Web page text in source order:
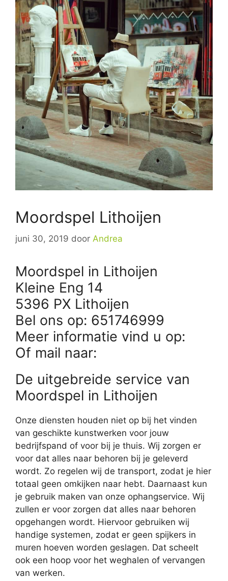
Moordspel Lithoijen
juni 30, 2019 door Andrea
Moordspel in Lithoijen
Kleine Eng 14
5396 PX Lithoijen
Bel ons op: 651746999
Meer informatie vind u op:
Of mail naar:
De uitgebreide service van
Moordspel in Lithoijen
Onze diensten houden niet op bij het vinden
van geschikte kunstwerken voor jouw
bedrijfspand of voor bij je thuis. Wij zorgen er
voor dat alles naar behoren bij je geleverd
wordt. Zo regelen wij de transport, zodat je hier
totaal geen omkijken naar hebt. Daarnaast kun
je gebruik maken van onze ophangservice. Wij
zullen er voor zorgen dat alles naar behoren
opgehangen wordt. Hiervoor gebruiken wij
handige systemen, zodat er geen spijkers in
muren hoeven worden geslagen. Dat scheelt
ook een hoop voor het weghalen of vervangen
van werken.